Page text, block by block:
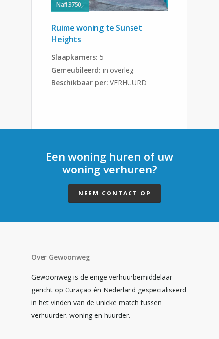
Nafl 3750,-
Ruime woning te Sunset
Heights
Slaapkamers: 5
Gemeubileerd:in overleg
Beschikbaar per:VERHUURD
Een woning huren of uw
woning verhuren?
NEEM CONTACT OP
Over Gewoonweg
Gewoonweg is de enige verhuurbemiddelaar
gericht op Curaçao én Nederland gespecialiseerd
in het vinden van de unieke match tussen
verhuurder, woning en huurder.